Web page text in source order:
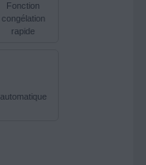
Fonction
congélation
rapide
automatique